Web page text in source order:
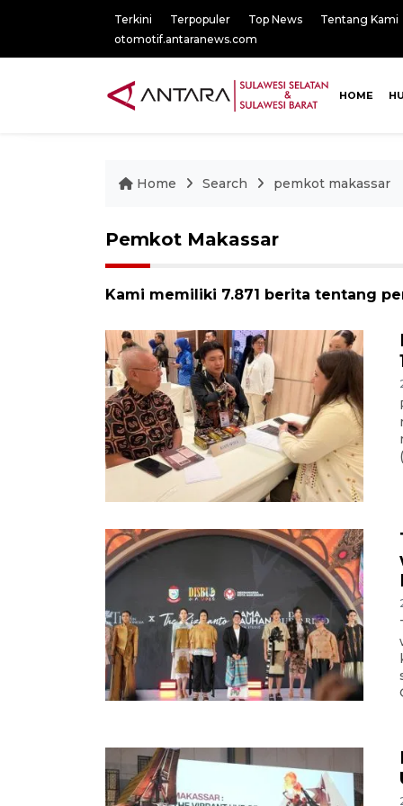
Terkini Terpopuler Top News
Tentang Kami
otomotif.antaranews.com
HOME
Home Search pemkot makassar
Pemkot Makassar
Kami memiliki 7.871 berita tentang